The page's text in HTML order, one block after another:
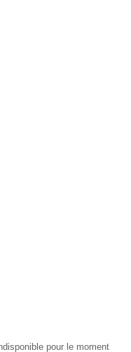
pour le moment